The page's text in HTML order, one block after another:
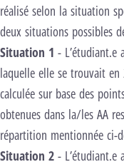
réalisé selon la situation
deux situations possibles
Situation 1 - L’étudiant.e
laquelle elle se trouvait
calculée sur base des
obtenues dans la/les AA
répartition mentionnée ci-
Situation 2 - L’étudiant.e